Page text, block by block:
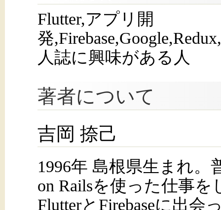
Flutter,アプリ開
発
人誌に興味がある人
著者について
吉岡 捺己
1996年 島根県生まれ。
on Railsを使った仕事
FlutterとFirebaseに出会